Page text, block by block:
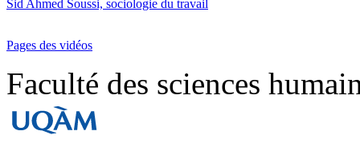
Sid Ahmed Soussi, sociologie du travail
Pages des vidéos
Faculté des sciences